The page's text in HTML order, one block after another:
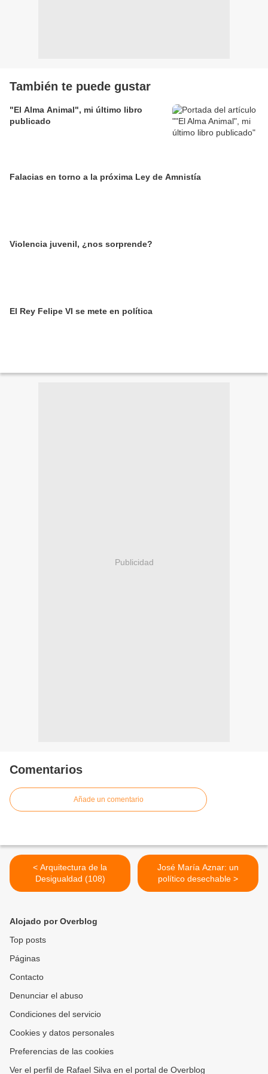
También te puede gustar
"El Alma Animal", mi último libro
publicado
Falacias en torno a la próxima Ley de Amnistía
Violencia juvenil, ¿nos sorprende?
El Rey Felipe VI se mete en política
Publicidad
Comentarios
Añade un comentario
< Arquitectura de la
Desigualdad (108)
José María Aznar: un
político desechable >
Alojado por Overblog
Top posts
Páginas
Contacto
Denunciar el abuso
Condiciones del servicio
Cookies y datos personales
Preferencias de las cookies
Ver el perfil de Rafael Silva en el portal de Overblog